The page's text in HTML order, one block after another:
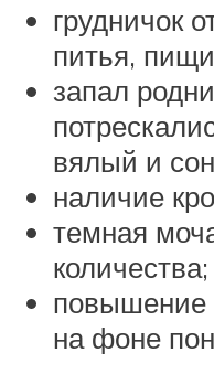
грудничок
питья,
запал
вялый и
наличие
темная
количества;
повышение
на фоне